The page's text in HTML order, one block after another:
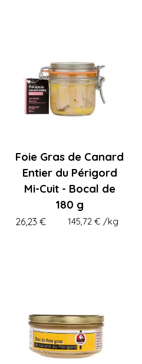
Foie Gras de Canard
Entier du Périgord
Mi-Cuit - Bocal de
180 g
26,23 € 145,72 € /kg